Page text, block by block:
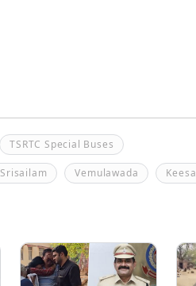
TSRTC Special Buses
Srisailam Vemulawada